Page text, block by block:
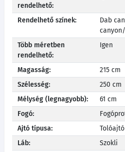
rendelhető:
Rendelhető színek:
Dab
Több méretben
rendelhető:
Igen
Magasság:
215 cm
Szélesség:
250 cm
Mélység (legnagyobb):
61 cm
Fogó:
Ajtó típusa:
Tolóajtó
Láb:
Szokli